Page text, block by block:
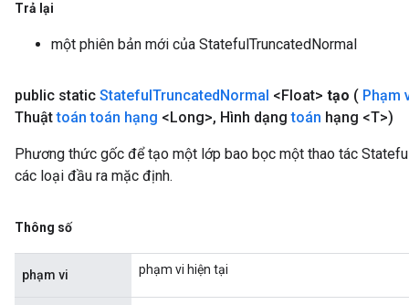
Trả lại
một phiên bản mới của StatefulTruncatedNormal
public static StatefulTruncatedNormal <Float> tạo ( Phạm
Thuậttoán toán hạng <Long>, Hình dạngtoán hạng <T>)
Phương thức gốc để tạo một lớp bao bọc một thao tác
các loại đầu ra mặc định.
Thông số
phạm vi phạm vi hiện tại